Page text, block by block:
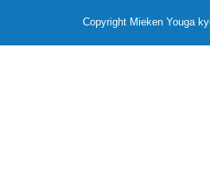
Copyright Mieken Youga